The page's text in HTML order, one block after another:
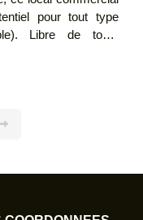
pour tout type
ainsi que d'un